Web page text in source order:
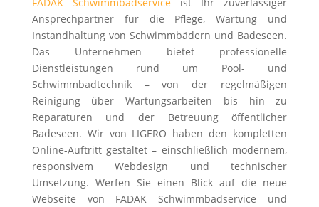
FADAK Schwimmbadserviceist Ihr zuverlässiger
Ansprechpartner für die Pflege, Wartung und
Instandhaltung von Schwimmbädern und Badeseen.
Das Unternehmen bietet professionelle
Dienstleistungen rund um Pool- und
Schwimmbadtechnik – von der regelmäßigen
Reinigung über Wartungsarbeiten bis hin zu
Reparaturen und der Betreuung öffentlicher
Badeseen. Wir von LIGERO haben den kompletten
Online-Auftritt gestaltet – einschließlich modernem,
responsivem Webdesign und technischer
Umsetzung. Werfen Sie einen Blick auf die neue
Webseite von FADAK Schwimmbadservice und